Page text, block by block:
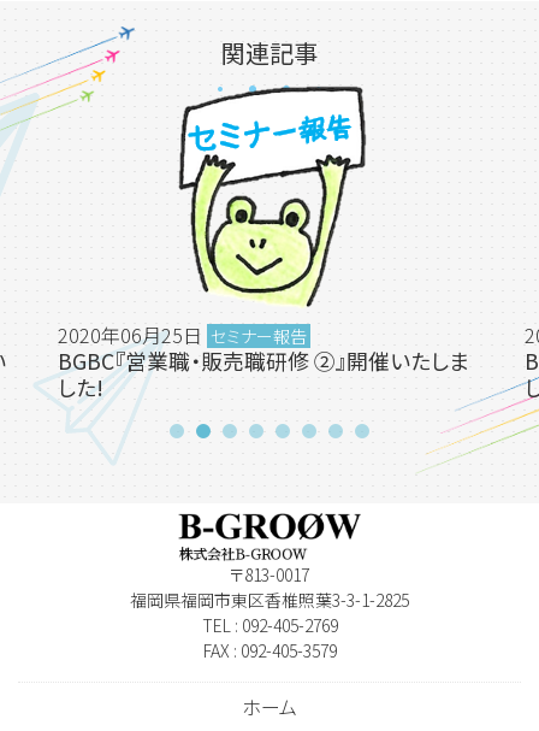
関連記事
2020年06月25日 セミナー報告
BGBC『営業職・販売職研修 ②』開催いたしま
した!
〒813-0017
福岡県福岡市東区香椎照葉3-3-1-2825
TEL : 092-405-2769
FAX : 092-405-3579
ホーム